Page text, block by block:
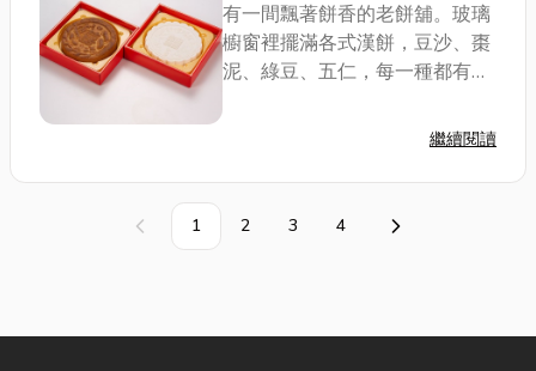
有一間飄著餅香的老餅舖。玻璃
櫥窗裡擺滿各式漢餅，豆沙、棗
泥、綠豆、五仁，每一種都有不
的小餅，可以讓大人們細細品
餅香和童年的記憶。漢餅不只是
吃的點心，它是傳承...
繼續閱讀
上一頁 1 2 3 4 下一頁